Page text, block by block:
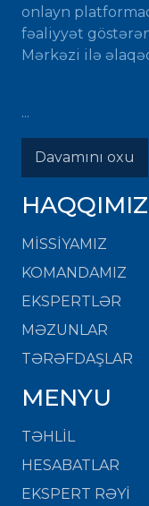
onlayn
fəaliyyət
Mərkəzi ilə
...
Davamını oxu
MISSIYAMIZ
KOMANDAMIZ
EKSPERTLƏR
MƏZUNLAR
TƏRƏFDAŞLAR
MENYU
TƏHLİL
HESABATLAR
EKSPERT RƏYİ